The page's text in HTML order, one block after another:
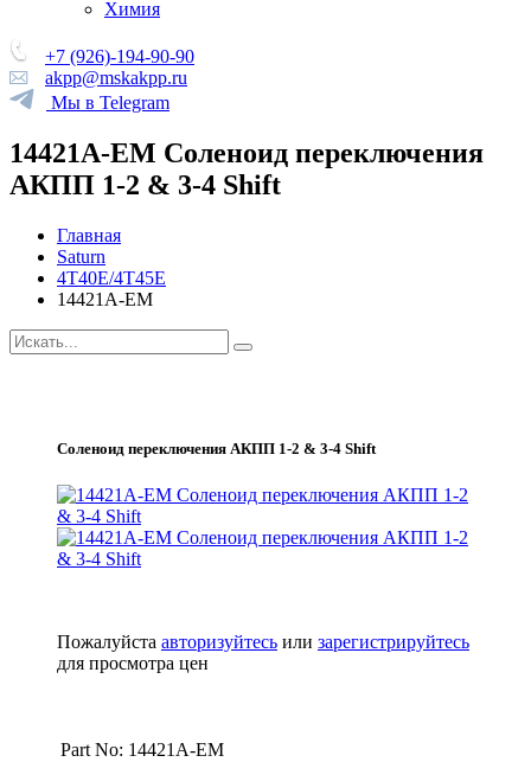
Химия
+7 (926)-194-90-90
akpp@mskakpp.ru
Мы в Telegram
14421A-EM Соленоид переключения
АКПП 1-2 & 3-4 Shift
Главная
Saturn
4T40E/4T45E
14421A-EM
Соленоид переключения АКПП 1-2 & 3-4 Shift
Пожалуйста авторизуйтесь или зарегистрируйтесь
для просмотра цен
Part No: 14421A-EM